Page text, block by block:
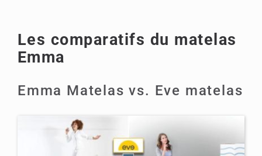
Les comparatifs du matelas
Emma
Emma Matelas vs. Eve matelas